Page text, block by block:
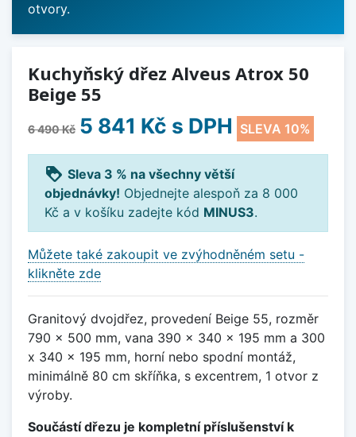
otvory.
Kuchyňský dřez Alveus Atrox 50
Beige 55
6 490 Kč 5 841 Kč s DPH SLEVA 10%
loyalty Sleva 3 % na všechny větší
objednávky! Objednejte alespoň za 8 000
Kč a v košíku zadejte kód MINUS3.
Můžete také zakoupit ve zvýhodněném setu -
klikněte zde
Granitový dvojdřez, provedení Beige 55, rozměr
790 x 500 mm, vana 390 x 340 x 195 mm a 300
x 340 x 195 mm, horní nebo spodní montáž,
minimálně 80 cm skříňka, s excentrem, 1 otvor z
výroby.
Součástí dřezu je kompletní příslušenství k